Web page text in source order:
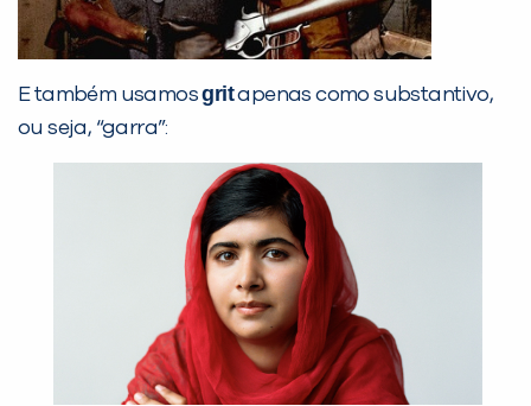
E também usamosgritapenas como substantivo,
ou seja, “garra”: